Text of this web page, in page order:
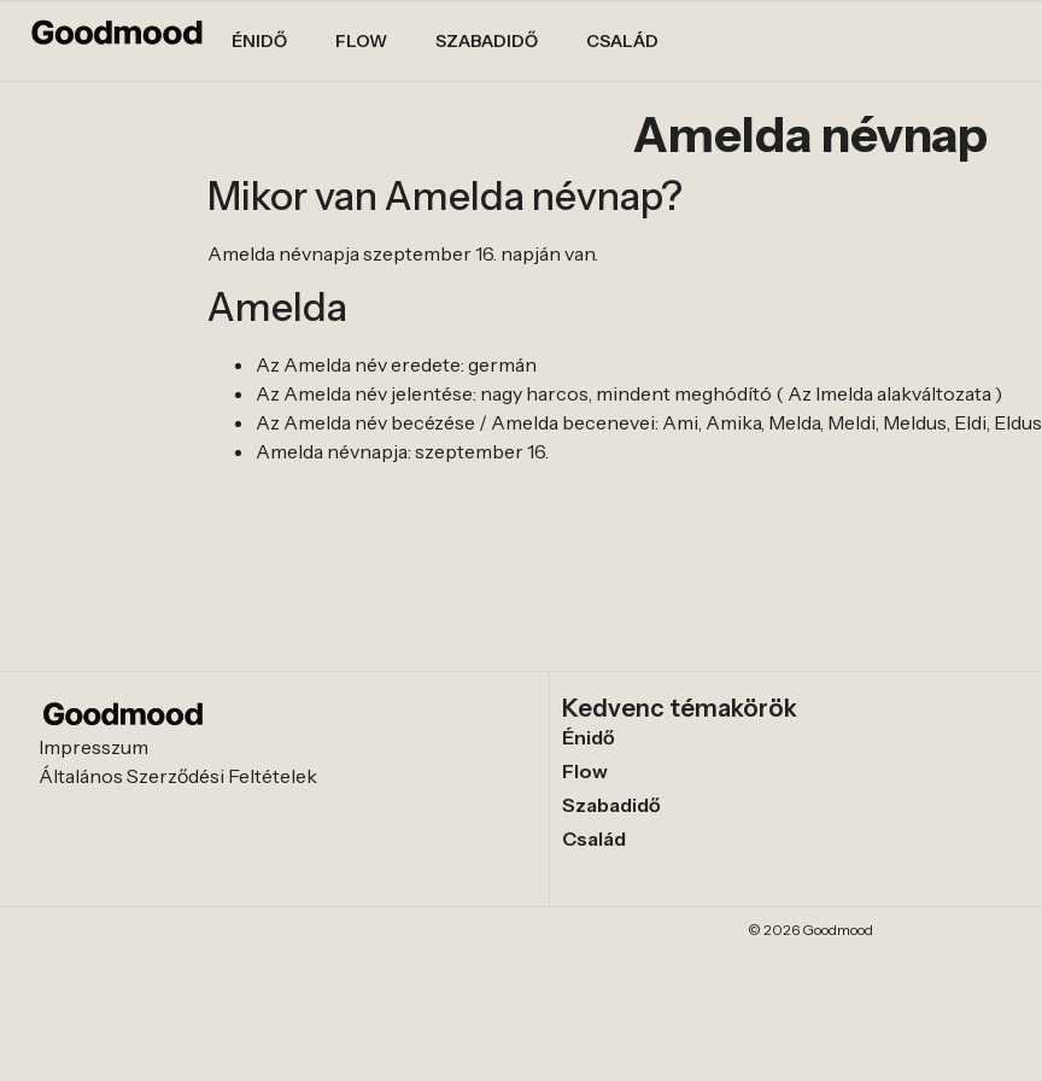
ÉNIDŐ FLOW SZABADIDŐ CSALÁD
Amelda névnap
Mikor van Amelda névnap?
Amelda névnapja szeptember 16. napján van.
Amelda
Az Amelda név eredete: germán
Az Amelda név jelentése: nagy harcos, mindent meghódító ( Az Imelda alakváltozata )
Az Amelda név becézése / Amelda becenevei: Ami, Amika, Melda, Meldi, Meldus, Eldi, Eldus
Amelda névnapja: szeptember 16.
Impresszum
Általános Szerződési Feltételek
Kedvenc témakörök
Énidő
Flow
Szabadidő
Család
© 2026 Goodmood